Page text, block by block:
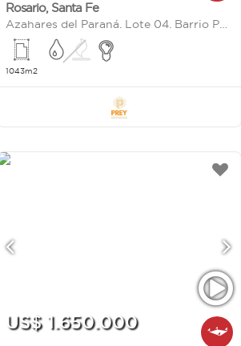
Rosario, Santa Fe
Azahares del Paraná. Lote 04. Barrio Paisajes
1043m2
US$ 1.650.000